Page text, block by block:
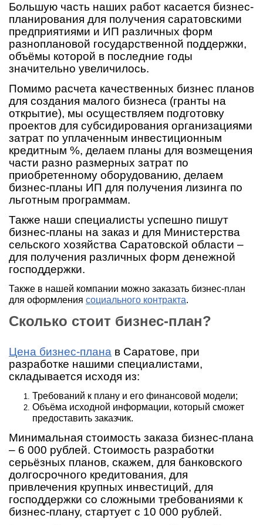
Большую часть наших работ касается бизнес-
планирования для получения саратовскими
предприятиями и ИП различных форм
разноплановой государственной поддержки,
объёмы которой в последние годы
значительно увеличилось.
Помимо расчета качественных бизнес планов
для создания малого бизнеса (гранты на
открытие), мы осуществляем подготовку
проектов для субсидирования организациями
затрат по уплаченным инвестиционным
кредитным %, делаем планы для возмещения
части разно размерных затрат по
приобретенному оборудованию, делаем
бизнес-планы ИП для получения лизинга по
льготным программам.
Также наши специалисты успешно пишут
бизнес-планы на заказ и для Министерства
сельского хозяйства Саратовской области –
для получения различных форм денежной
господдержки.
Также в нашей компании можно заказать бизнес-план
для оформления социального контракта.
Сколько стоит бизнес-план?
Цена бизнес-плана в Саратове, при
разработке нашими специалистами,
складывается исходя из:
Требований к плану и его финансовой модели;
Объёма исходной информации, который сможет
предоставить заказчик.
Минимальная стоимость заказа бизнес-плана
– 6 000 рублей. Стоимость разработки
серьёзных планов, скажем, для банковского
долгосрочного кредитования, для
привлечения крупных инвестиций, для
господдержки со сложными требованиями к
бизнес-плану, стартует с 10 000 рублей.